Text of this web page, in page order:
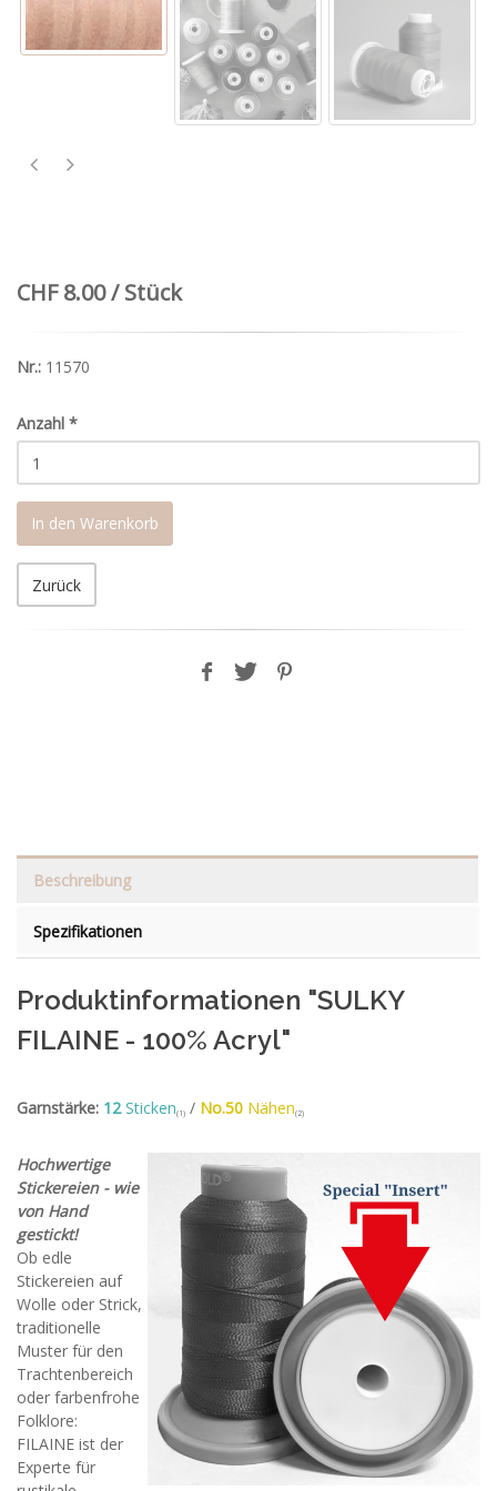
CHF 8.00 / Stück
Nr.: 11570
Anzahl *
In den Warenkorb
Zurück
Beschreibung
Spezifikationen
Produktinformationen "SULKY
FILAINE - 100% Acryl"
Garnstärke: 12 Sticken(1) / No.50 Nähen(2)
Hochwertige
Stickereien - wie
von Hand
gestickt!
Ob edle
Stickereien auf
Wolle oder Strick,
traditionelle
Muster für den
Trachtenbereich
oder farbenfrohe
Folklore:
FILAINE ist der
Experte für